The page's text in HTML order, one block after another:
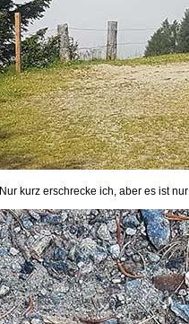
Nur kurz erschrecke ich, aber es ist